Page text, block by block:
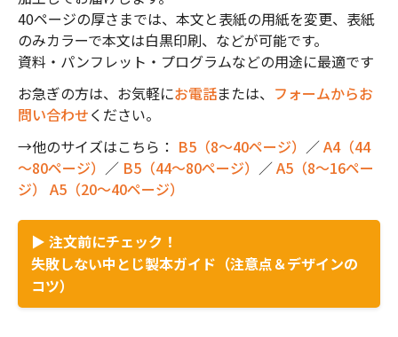
40ページの厚さまでは、本文と表紙の用紙を変更、表紙
のみカラーで本文は白黒印刷、などが可能です。
資料・パンフレット・プログラムなどの用途に最適です
お急ぎの方は、お気軽にお電話または、 フォームからお
問い合わせください。
→他のサイズはこちら： B5（8～40ページ） ／A4（44
～80ページ） ／ B5（44～80ページ） ／A5（8～16ペー
ジ）
A5（20～40ページ）
▶ 注文前にチェック！
失敗しない中とじ製本ガイド（注意点＆デザインの
コツ）